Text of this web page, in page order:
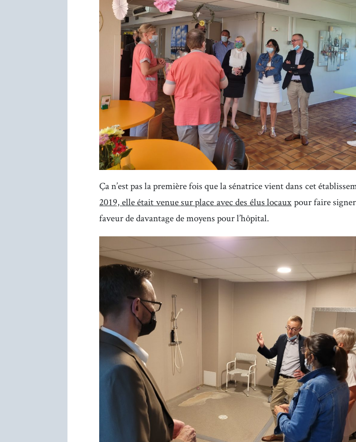
Ça n’est pas la première fois que la sénatrice vient dans cet
2019, elle était venue sur place avec des élus locaux pour faire
faveur de davantage de moyens pour l’hôpital.